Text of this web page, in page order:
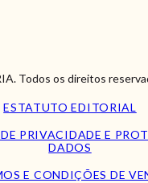
Todos os direitos
ESTATUTO EDITORIAL
PRIVACIDADE E
DADOS
E CONDIÇÕES DE